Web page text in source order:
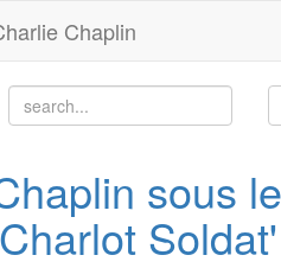
Chaplin
sous
Soldat'